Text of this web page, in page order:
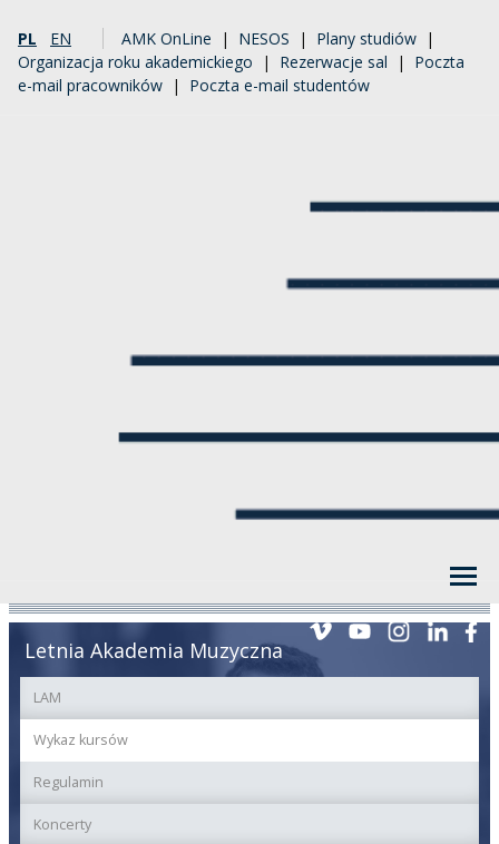
PL EN AMK OnLine | NESOS | Plany studiów |
Organizacja roku akademickiego | Rezerwacje sal | Poczta
e-mail pracowników | Poczta e-mail studentów
Letnia Akademia Muzyczna
LAM
Wykaz kursów
Regulamin
Koncerty